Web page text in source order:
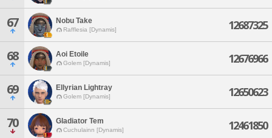
67 Nobu Take
Rafflesia [Dynamis] 12687325
68 Aoi Etoile
Golem [Dynamis] 12676966
69 Ellyrian Lightray
Golem [Dynamis] 12650623
70 Gladiator Tem
Cuchulainn [Dynamis] 12461850